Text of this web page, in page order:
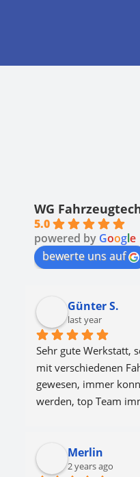
WG
5.0
powered by Google
bewerte uns auf
Günter S.
last year
Sehr gute Werkstatt,
mit verschiedenen
gewesen, immer
werden, top Team
Merlin
2 years ago